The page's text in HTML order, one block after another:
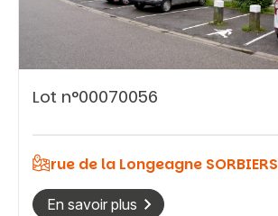
Vous recherchez&nbsp;:
Lot n°00070056
rue de la Longeagne SORBIERS
En savoir plus